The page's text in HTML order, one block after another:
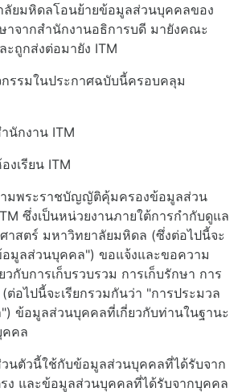
ลัยมหิดลโอนย้ายข้อมูลส่วนบุคคลของ
าจากสำนักงานอธิการบดี มายังคณะ
ะถูกส่งต่อมายัง ITM
รรมในประกาศฉบับนี้ครอบคลุม
นักงาน ITM
งเรียน ITM
ามพระราชบัญญัติคุ้มครองข้อมูลส่วน
ซึ่งเป็นหน่วยงานภายใต้การกำกับดูแล
าสตร์ มหาวิทยาลัยมหิดล (ซึ่งต่อไปนี้จะ
อมูลส่วนบุคคล") ขอแจ้งและขอความ
กับการเก็บรวบรวม การเก็บรักษา การ
(ต่อไปนี้จะเรียกรวมกันว่า "การประมวล
ข้อมูลส่วนบุคคลที่เกี่ยวกับท่านในฐานะ
คคล
นตัวนี้ใช้กับข้อมูลส่วนบุคคลที่ได้รับจาก
ง และข้อมูลส่วนบุคคลที่ได้รับจากบุคคล